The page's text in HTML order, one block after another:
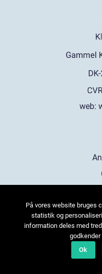
web:
På vores website bruges
statistik og
information deles med
Ok